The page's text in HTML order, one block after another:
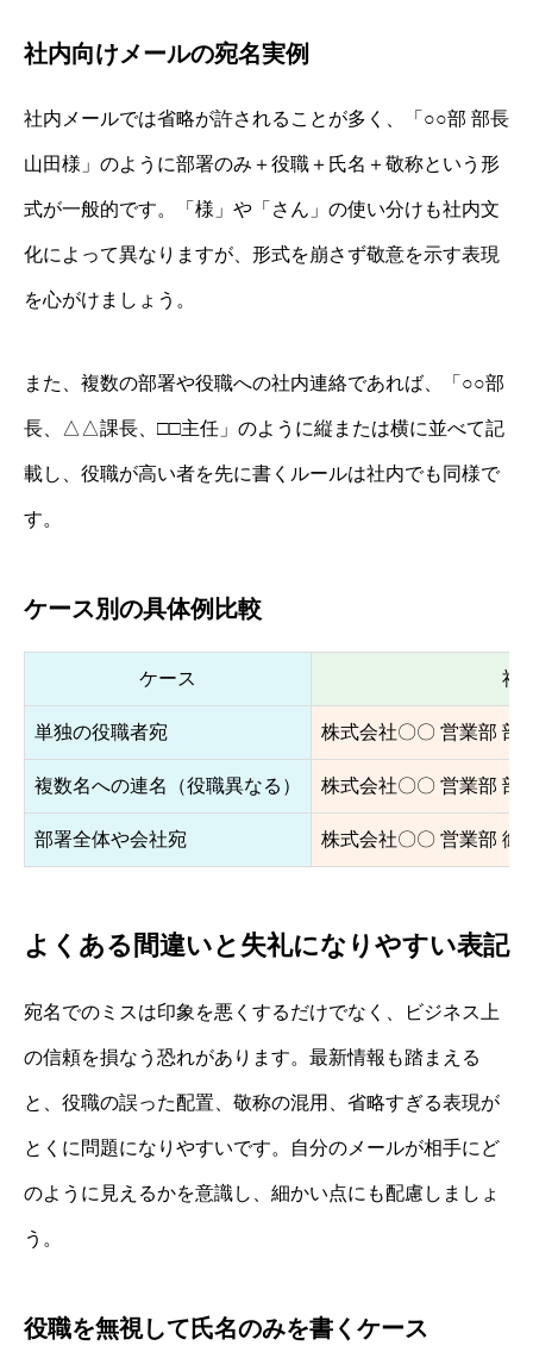
社内向けメールの宛名実例
社内メールでは省略が許されることが多く、「○○部 部長
山田様」のように部署のみ＋役職＋氏名＋敬称という形
式が一般的です。「様」や「さん」の使い分けも社内文
化によって異なりますが、形式を崩さず敬意を示す表現
を心がけましょう。
また、複数の部署や役職への社内連絡であれば、「○○部
長、△△課長、□□主任」のように縦または横に並べて記
載し、役職が高い者を先に書くルールは社内でも同様で
す。
ケース別の具体例比較
ケース 社
単独の役職者宛 株式会社〇〇 営業部 部
複数名への連名（役職異なる） 株式会社〇〇 営業部 部
部署全体や会社宛 株式会社〇〇 営業部 御
よくある間違いと失礼になりやすい表記
宛名でのミスは印象を悪くするだけでなく、ビジネス上
の信頼を損なう恐れがあります。最新情報も踏まえる
と、役職の誤った配置、敬称の混用、省略すぎる表現が
とくに問題になりやすいです。自分のメールが相手にど
のように見えるかを意識し、細かい点にも配慮しましょ
う。
役職を無視して氏名のみを書くケース